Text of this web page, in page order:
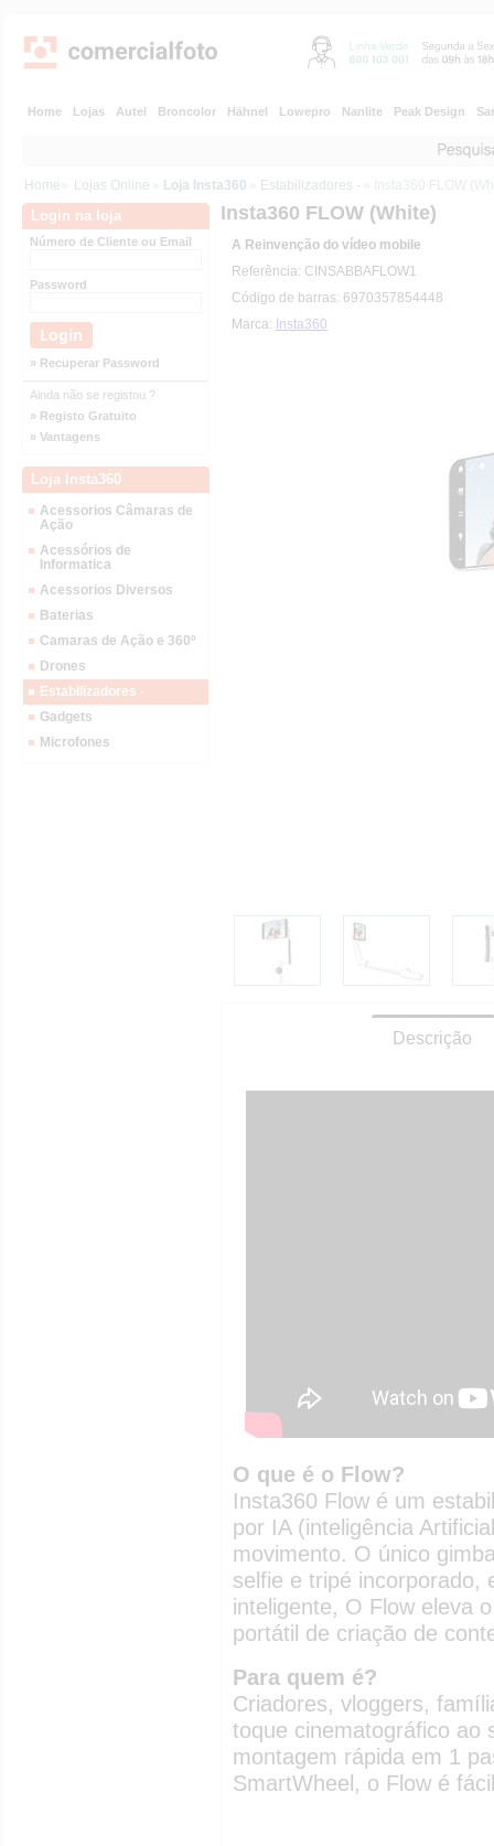
Home Lojas Autel Broncolor Hähnel Lowepro Nanlite Peak Design
Home » Lojas Online » Loja Insta360 » Estabilizadores - » Insta360 FLOW
Login na loja
Número de Cliente ou Email
Password
» Recuperar Password
Ainda não se registou ?
» Registo Gratuito
» Vantagens
Loja Insta360
Acessorios Câmaras de
Ação
Acessórios de
Informatica
Acessorios Diversos
Baterias
Camaras de Ação e 360º
Drones
Estabilizadores -
Gadgets
Microfones
Insta360 FLOW (White)
A Reinvenção do vídeo mobile
Referência: CINSABBAFLOW1
Código de barras: 6970357854448
Marca: Insta360
Descrição
O que é o Flow?
Insta360 Flow é um
por IA (inteligência
movimento. O único
selfie e tripé incorporado,
inteligente, O Flow eleva
portátil de criação de
Para quem é?
Criadores, vloggers,
toque cinematográfico ao
montagem rápida em 1
SmartWheel, o Flow é